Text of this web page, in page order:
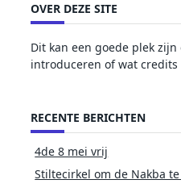
OVER DEZE SITE
Dit kan een goede plek
introduceren of wat credits
RECENTE BERICHTEN
4de 8 mei vrij
Stiltecirkel om de Nakba